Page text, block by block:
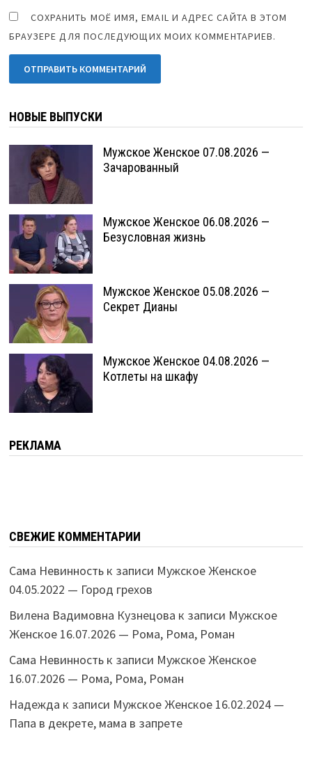
СОХРАНИТЬ МОЁ ИМЯ, EMAIL И АДРЕС САЙТА В ЭТОМ
БРАУЗЕРЕ ДЛЯ ПОСЛЕДУЮЩИХ МОИХ КОММЕНТАРИЕВ.
НОВЫЕ ВЫПУСКИ
Мужское Женское 07.08.2026 —
Зачарованный
Мужское Женское 06.08.2026 —
Безусловная жизнь
Мужское Женское 05.08.2026 —
Секрет Дианы
Мужское Женское 04.08.2026 —
Котлеты на шкафу
РЕКЛАМА
СВЕЖИЕ КОММЕНТАРИИ
Сама Невинностьк записи Мужское Женское
04.05.2022 — Город грехов
Вилена Вадимовна Кузнецова к записи Мужское
Женское 16.07.2026 — Рома, Рома, Роман
Сама Невинностьк записи Мужское Женское
16.07.2026 — Рома, Рома, Роман
Надежда к записи Мужское Женское 16.02.2024 —
Папа в декрете, мама в запрете